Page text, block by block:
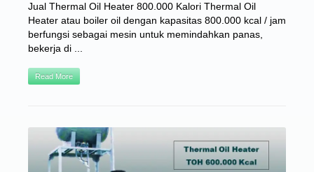
Jual Thermal Oil Heater 800.000 Kalori Thermal Oil
Heater atau boiler oil dengan kapasitas 800.000 kcal / jam
berfungsi sebagai mesin untuk memindahkan panas,
bekerja di ...
Read More